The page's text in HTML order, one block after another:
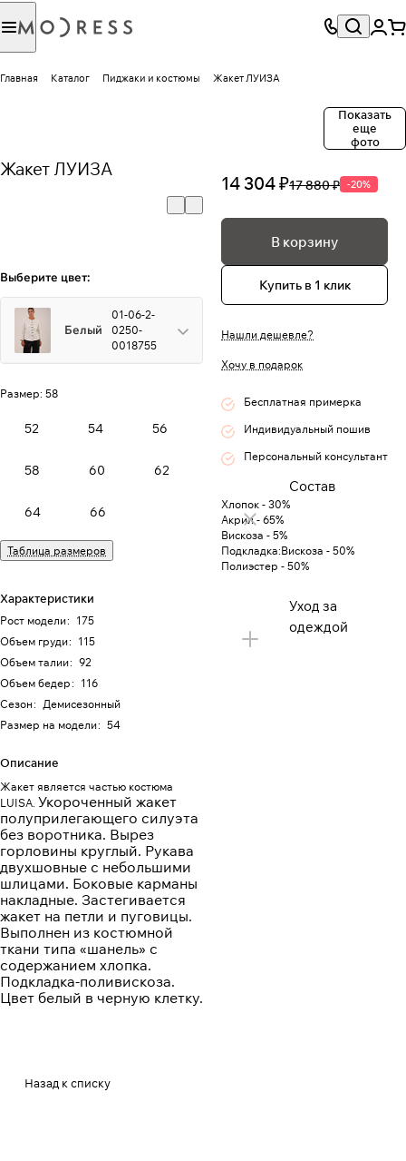
Главная Каталог Пиджаки и костюмы Жакет ЛУИЗА
Показать
еще
фото
Жакет ЛУИЗА
Выберите цвет:
Белый
01-06-2-
0250-
0018755
Размер: 58
52 54 56
58 60 62
64 66
Таблица размеров
Характеристики
Рост модели: 175
Объем груди: 115
Объем талии: 92
Объем бедер: 116
Сезон: Демисезонный
Размер на модели: 54
Описание
Жакет является частью костюма
LUISA. Укороченный жакет
полуприлегающего силуэта
без воротника. Вырез
горловины круглый. Рукава
двухшовные с небольшими
шлицами. Боковые карманы
накладные. Застегивается
жакет на петли и пуговицы.
Выполнен из костюмной
ткани типа «шанель» с
содержанием хлопка.
Подкладка-поливискоза.
Цвет белый в черную клетку.
14 304 ₽17 880 ₽ -20%
В корзину
Купить в 1 клик
Нашли дешевле?
Хочу в подарок
Бесплатная примерка
Индивидуальный пошив
Персональный консультант
Состав
Хлопок - 30%
Акрил - 65%
Вискоза - 5%
Подкладка:Вискоза - 50%
Полиэстер - 50%
Уход за
одеждой
Назад к списку